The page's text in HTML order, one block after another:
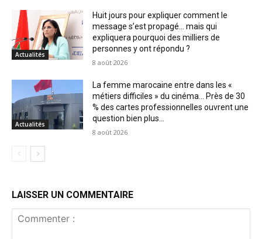
Actualités
Huit jours pour expliquer comment le
message s’est propagé… mais qui
expliquera pourquoi des milliers de
personnes y ont répondu ?
8 août 2026
Actualités
La femme marocaine entre dans les «
métiers difficiles » du cinéma… Près de 30
% des cartes professionnelles ouvrent une
question bien plus...
8 août 2026
LAISSER UN COMMENTAIRE